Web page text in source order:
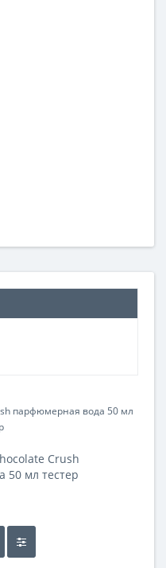
Crush
50 мл тестер